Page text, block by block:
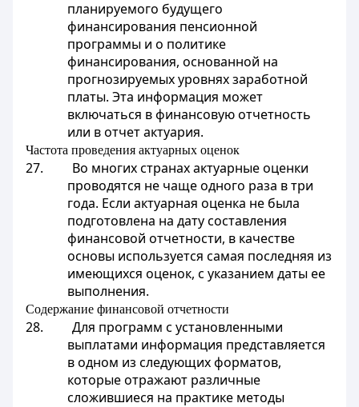
планируемого будущего
финансирования пенсионной
программы и о политике
финансирования, основанной на
прогнозируемых уровнях заработной
платы. Эта информация может
включаться в финансовую отчетность
или в отчет актуария.
Частота проведения актуарных оценок
27. Во многих странах актуарные оценки
проводятся не чаще одного раза в три
года. Если актуарная оценка не была
подготовлена на дату составления
финансовой отчетности, в качестве
основы используется самая последняя из
имеющихся оценок, с указанием даты ее
выполнения.
Содержание финансовой отчетности
28. Для программ с установленными
выплатами информация представляется
в одном из следующих форматов,
которые отражают различные
сложившиеся на практике методы